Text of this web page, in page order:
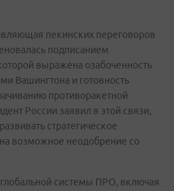
пекинских переговоров
подписанием
выражена озабоченность
Вашингтона и готовность
противоракетной
России заявил в этой связи,
стратегическое
возможное неодобрение со
системы ПРО, включая